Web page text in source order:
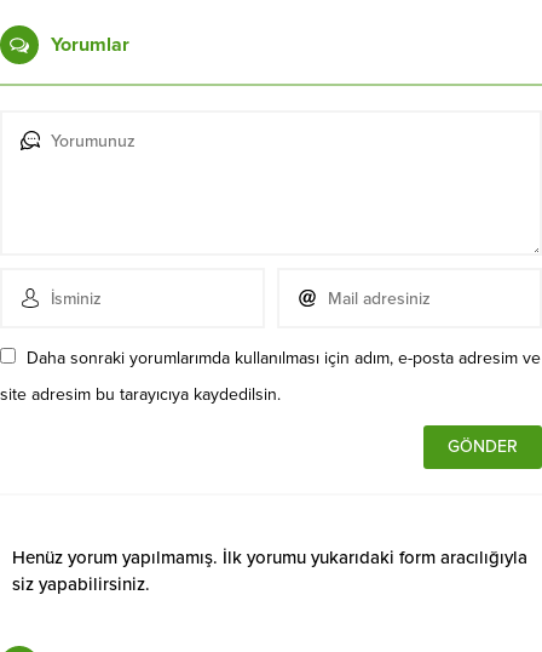
Yorumlar
Daha sonraki yorumlarımda kullanılması için adım, e-posta adresim ve
site adresim bu tarayıcıya kaydedilsin.
Henüz yorum yapılmamış. İlk yorumu yukarıdaki form aracılığıyla
siz yapabilirsiniz.